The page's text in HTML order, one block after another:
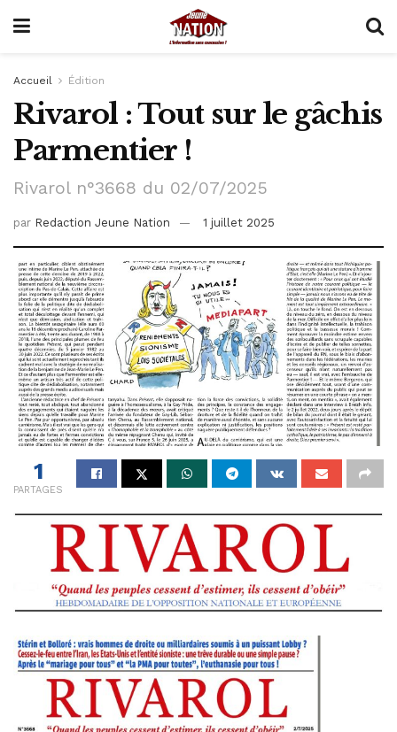
Accueil Édition
Rivarol : Tout sur le gâchis
Parmentier !
Rivarol n°3668 du 02/07/2025
par Redaction Jeune Nation 1 juillet 2025
1
PARTAGES